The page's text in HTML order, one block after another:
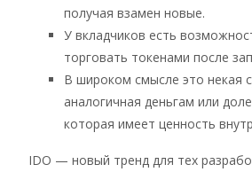
получая взамен новые.
У вкладчиков есть
торговать токенами после
В широком смысле это некая
аналогичная деньгам или
которая имеет ценность
IDO — новый тренд для тех